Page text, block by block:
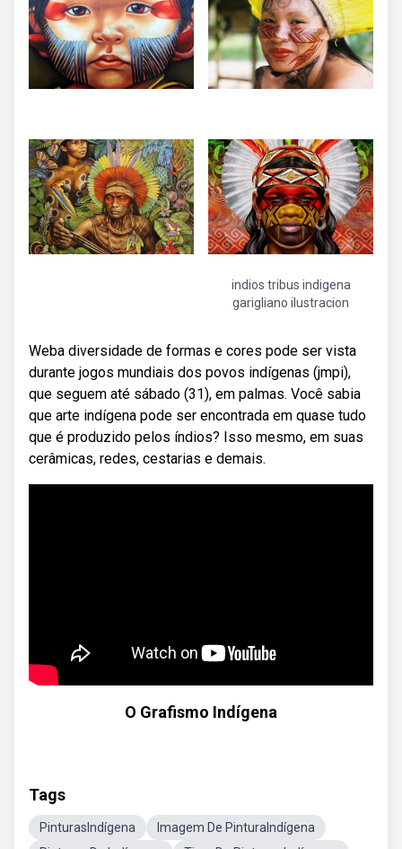
indios tribus indigena
garigliano ilustracion
Weba diversidade de formas e cores pode ser vista
durante jogos mundiais dos povos indígenas (jmpi),
que seguem até sábado (31), em palmas. Você sabia
que arte indígena pode ser encontrada em quase tudo
que é produzido pelos índios? Isso mesmo, em suas
cerâmicas, redes, cestarias e demais.
O Grafismo Indígena
Tags
PinturasIndígena
Imagem De PinturaIndígena